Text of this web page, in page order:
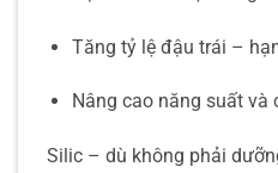
Tăng tỷ lệ đậu trái –
Nâng cao năng suất và
Silic – dù không phải